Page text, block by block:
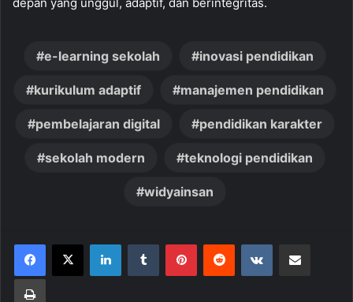
depan yang unggul, adaptif, dan berintegritas.
e-learning sekolah inovasi pendidikan
kurikulum adaptif manajemen pendidikan
pembelajaran digital pendidikan karakter
sekolah modern teknologi pendidikan
widyainsan
LinkedInTumblr PinterestReddit VKontakte
Print